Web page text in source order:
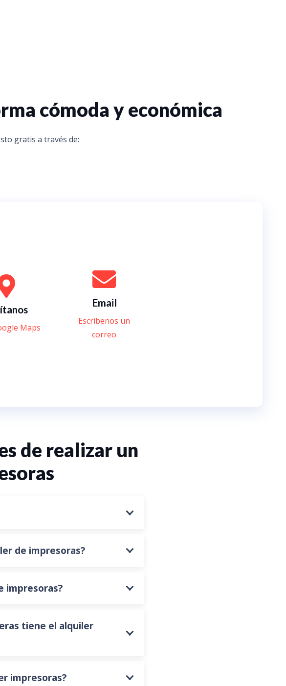
cómoda y económica
gratis a través de:
Maps
Email
Escríbenos un
correo
de realizar un
de impresoras?
impresoras?
tiene el alquiler
impresoras?